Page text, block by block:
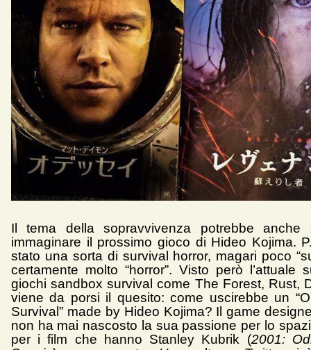
Il tema della sopravvivenza potrebbe anche
immaginare il prossimo gioco di Hideo Kojima.
stato una sorta di survival horror, magari poco
certamente molto “horror”. Visto però l’attuale
giochi sandbox survival come The Forest, Rust,
viene da porsi il quesito: come uscirebbe un
Survival” made by Hideo Kojima? Il game
non ha mai nascosto la sua passione per lo
per i film che hanno Stanley Kubrik (2001: